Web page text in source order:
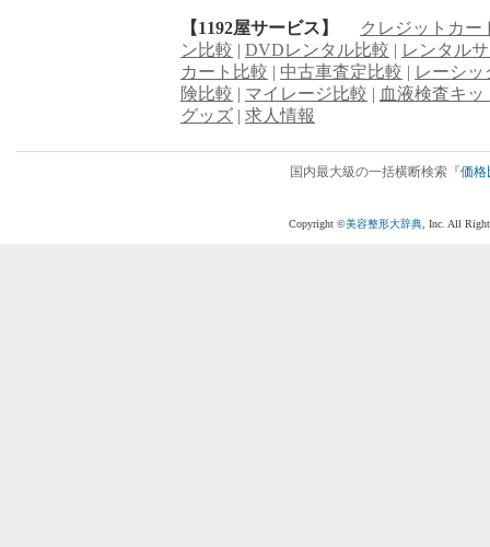
【1192屋サービス】
クレジットカー
ン比較 | DVDレンタル比較 | レンタル
カート比較 | 中古車査定比較 | レーシッ
険比較 | マイレージ比較 | 血液検査キッ
グッズ | 求人情報
国内最大級の一括横断検索『価格
Copyright ©美容整形大辞典, Inc. All